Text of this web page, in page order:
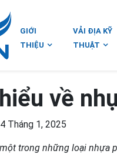
GIỚI
THIỆU
VẢI ĐỊA KỸ
THUẬT
về
Tháng 1, 2025
trong những loại nhựa